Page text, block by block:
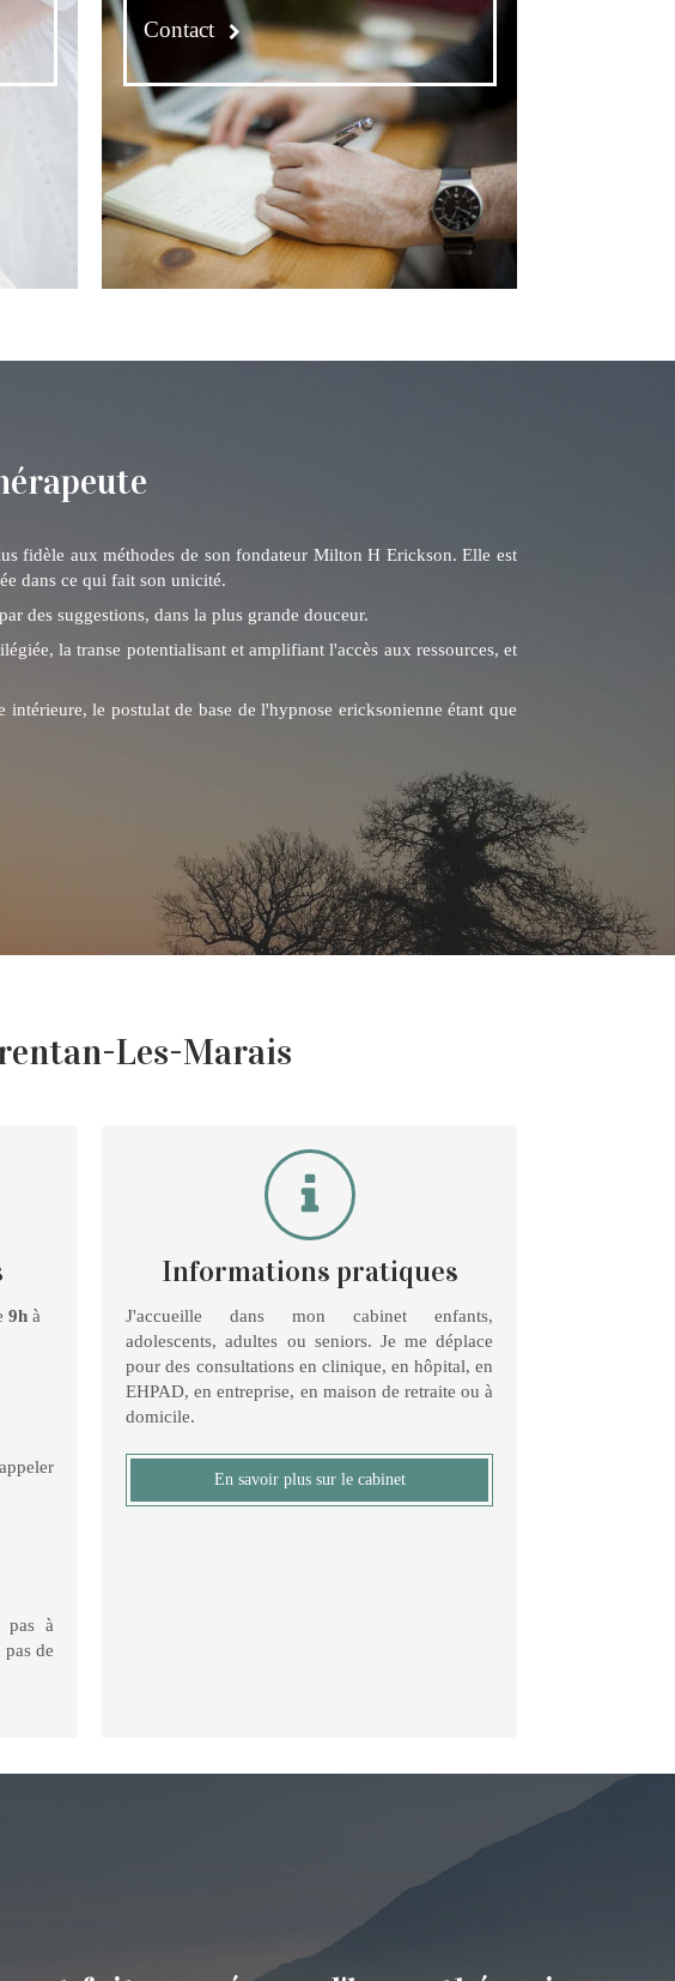
Contact
fidèle aux méthodes de son fondateur Milton H Erickson. Elle est
dans ce qui fait son unicité.
des suggestions, dans la plus grande douceur.
la transe potentialisant et amplifiant l'accès aux ressources, et
le postulat de base de l'hypnose ericksonienne étant que
Les-Marais
9hà
pas à
de
Informations pratiques
J'accueille dans mon cabinet enfants,
adolescents, adultes ou seniors. Je me déplace
pour des consultations en clinique, en hôpital, en
EHPAD, en entreprise, en maison de retraite ou à
domicile.
En savoir plus sur le cabinet